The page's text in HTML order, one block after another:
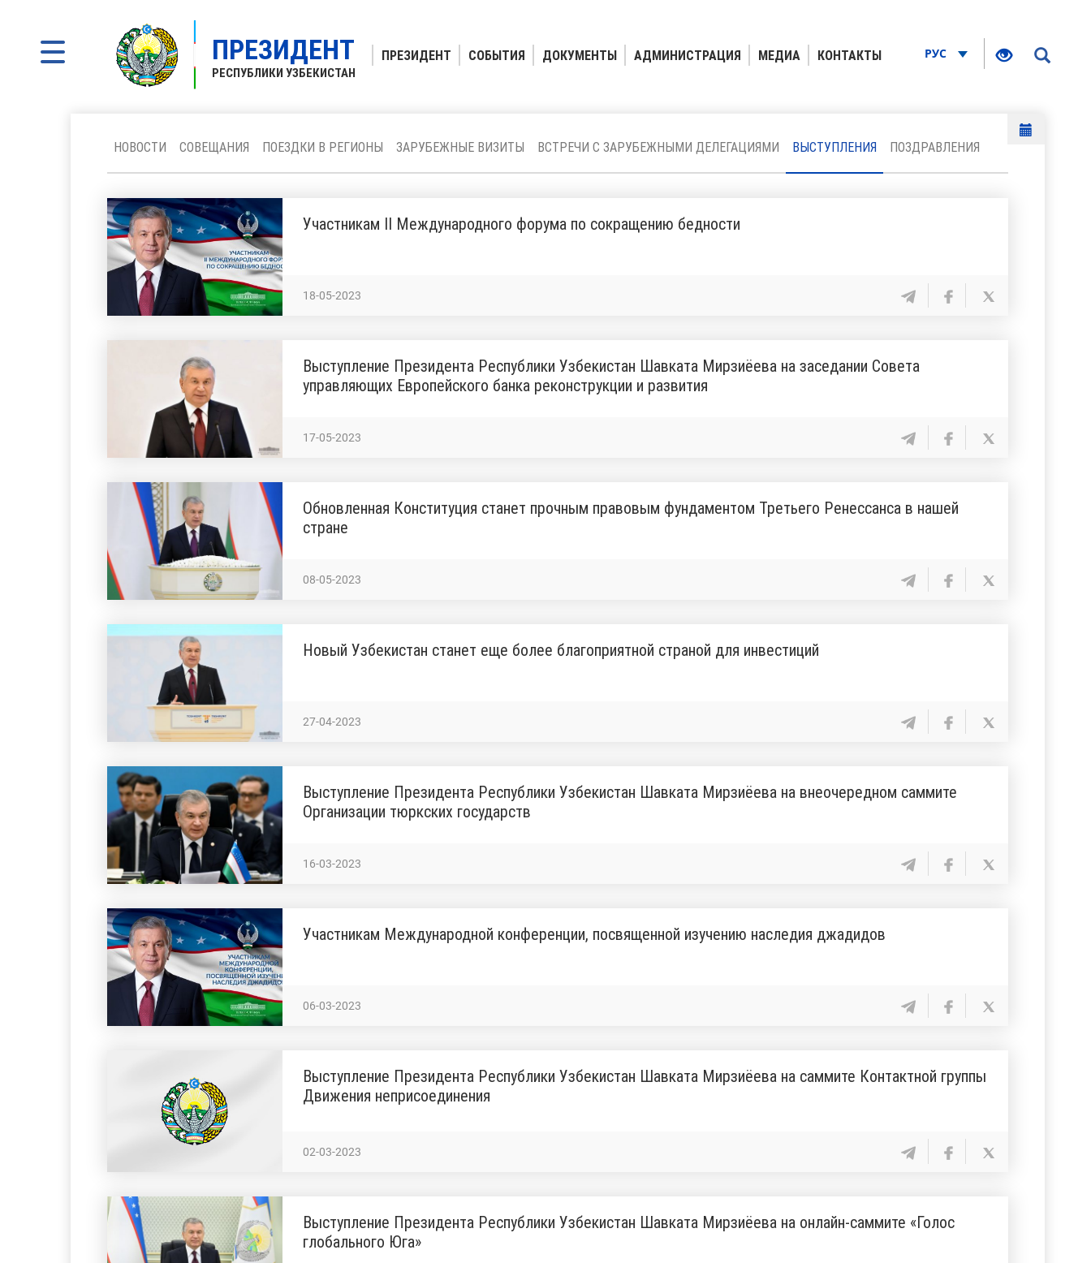
ПРЕЗИДЕНТ
РЕСПУБЛИКИ УЗБЕКИСТАН
ПРЕЗИДЕНТ СОБЫТИЯ ДОКУМЕНТЫ АДМИНИСТРАЦИЯ МЕДИА КОНТАКТЫ РУС
НОВОСТИ СОВЕЩАНИЯ ПОЕЗДКИ В РЕГИОНЫ ЗАРУБЕЖНЫЕ ВИЗИТЫ ВСТРЕЧИ С ЗАРУБЕЖНЫМИ ДЕЛЕГАЦИЯМИ ВЫСТУПЛЕНИЯ ПОЗДРАВЛЕНИЯ
Участникам II Международного форума по сокращению бедности
18-05-2023
Выступление Президента Республики Узбекистан Шавката Мирзиёева на заседании Совета
управляющих Европейского банка реконструкции и развития
17-05-2023
Обновленная Конституция станет прочным правовым фундаментом Третьего Ренессанса в нашей
стране
08-05-2023
Новый Узбекистан станет еще более благоприятной страной для инвестиций
27-04-2023
Выступление Президента Республики Узбекистан Шавката Мирзиёева на внеочередном саммите
Организации тюркских государств
16-03-2023
Участникам Международной конференции, посвященной изучению наследия джадидов
06-03-2023
Выступление Президента Республики Узбекистан Шавката Мирзиёева на саммите Контактной группы
Движения неприсоединения
02-03-2023
Выступление Президента Республики Узбекистан Шавката Мирзиёева на онлайн-саммите «Голос
глобального Юга»